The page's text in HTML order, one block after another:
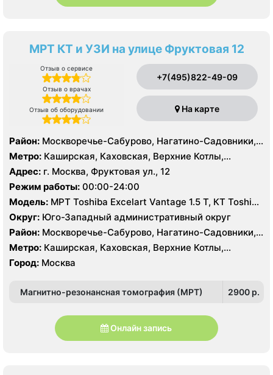
МРТ КТ и УЗИ на улице Фруктовая 12
Отзыв о сервисе
Отзыв о врачах
Отзыв об оборудовании
+7(495)822-49-09
На карте
Район: Москворечье-Сабурово, Нагатино-Садовники,
Нагатинский Затон, Нагорный , Царицыно, Северное
Чертаново, Центральное Чертаново, Южное Чертаново
, Зюзино, Черёмушки
Метро: Каширская, Каховская, Верхние Котлы,
Варшавская, Академическая, Крымская, Нагатинская,
Нагорная, Нахимовский проспект, Профсоюзная,
Севастопольская, Чертановская
Адрес: г. Москва, Фруктовая ул., 12
Режим работы: 00:00-24:00
Модель: МРТ Toshiba Excelart Vantage 1.5 Т, КТ Toshiba
Aquilion 32 среза, УЗИ Toshiba Aplio 500, Medison
Sonoace X8
Округ: Юго-Западный административный округ
Район: Москворечье-Сабурово, Нагатино-Садовники,
Нагатинский Затон, Нагорный , Царицыно, Северное
Чертаново, Центральное Чертаново, Южное Чертаново
, Зюзино, Черёмушки
Метро: Каширская, Каховская, Верхние Котлы,
Варшавская, Академическая, Крымская, Нагатинская,
Нагорная, Нахимовский проспект, Профсоюзная,
Город: Москва
Магнитно-резонансная томография (МРТ) 2900 p.
Онлайн запись